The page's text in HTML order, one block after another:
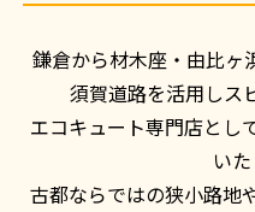
鎌倉から材木座・由比ヶ
須賀道路を活用しス
エコキュート専門店とし
いた
古都ならではの狭小路地